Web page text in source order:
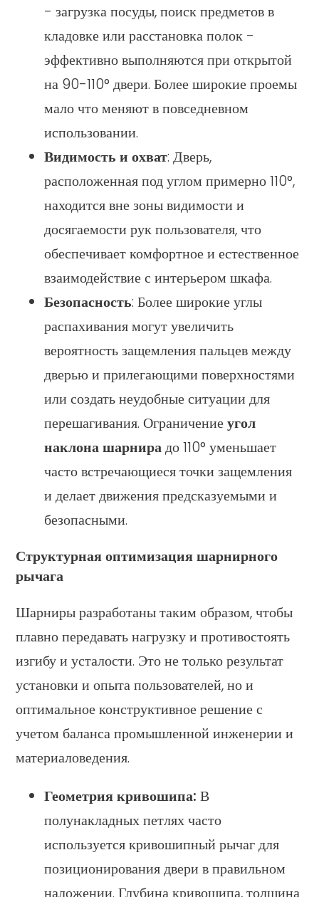
- загрузка посуды, поиск предметов в
кладовке или расстановка полок -
эффективно выполняются при открытой
на 90-110° двери. Более широкие проемы
мало что меняют в повседневном
использовании.
Видимость и охват: Дверь,
расположенная под углом примерно 110°,
находится вне зоны видимости и
досягаемости рук пользователя, что
обеспечивает комфортное и естественное
взаимодействие с интерьером шкафа.
Безопасность: Более широкие углы
распахивания могут увеличить
вероятность защемления пальцев между
дверью и прилегающими поверхностями
или создать неудобные ситуации для
перешагивания. Ограничениеугол
наклона шарнирадо 110° уменьшает
часто встречающиеся точки защемления
и делает движения предсказуемыми и
безопасными.
Структурная оптимизация шарнирного
рычага
Шарниры разработаны таким образом, чтобы
плавно передавать нагрузку и противостоять
изгибу и усталости. Это не только результат
установки и опыта пользователей, но и
оптимальное конструктивное решение с
учетом баланса промышленной инженерии и
материаловедения.
Геометрия кривошипа:В
полунакладных петлях часто
используется кривошипный рычаг для
позиционирования двери в правильном
наложении. Глубина кривошипа, толщина